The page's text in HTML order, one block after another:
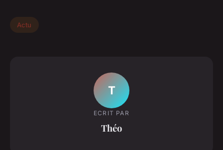
Actu
T
ECRIT PAR
Théo